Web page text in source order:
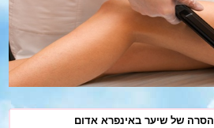
הסרה של שיער באינפרא אדום